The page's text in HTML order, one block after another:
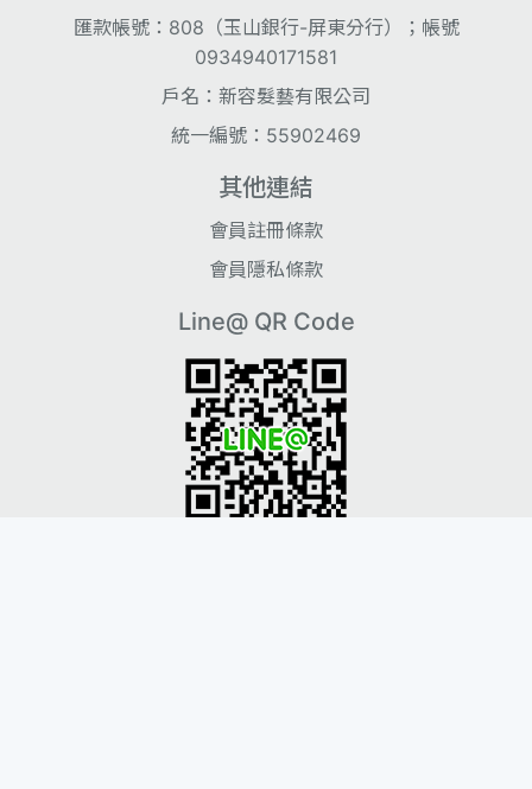
匯款帳號：808（玉山銀行-屏東分行）；帳號
0934940171581
戶名：新容髮藝有限公司
統一編號：55902469
其他連結
會員註冊條款
會員隱私條款
Line@ QR Code